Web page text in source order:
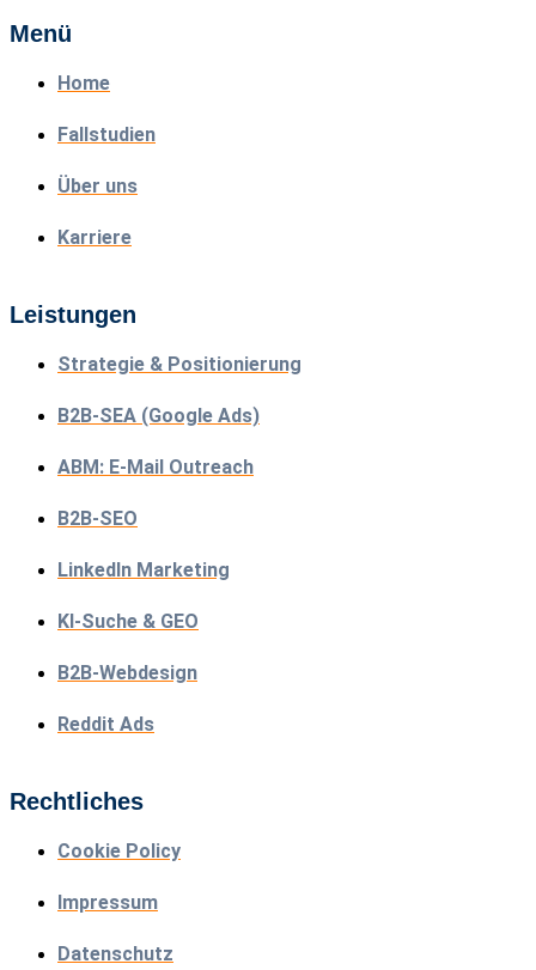
Menü
Home
Fallstudien
Über uns
Karriere
Leistungen
Strategie & Positionierung
B2B-SEA (Google Ads)
ABM: E-Mail Outreach
B2B-SEO
LinkedIn Marketing
KI-Suche & GEO
B2B-Webdesign
Reddit Ads
Rechtliches
Cookie Policy
Impressum
Datenschutz